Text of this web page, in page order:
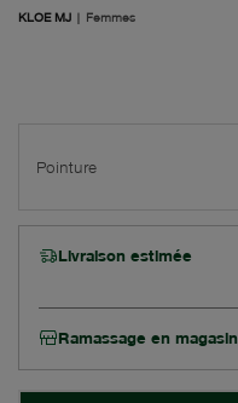
KLOE MJ | Femmes
Pointure
Livraison estimée
Ramassage en magasin